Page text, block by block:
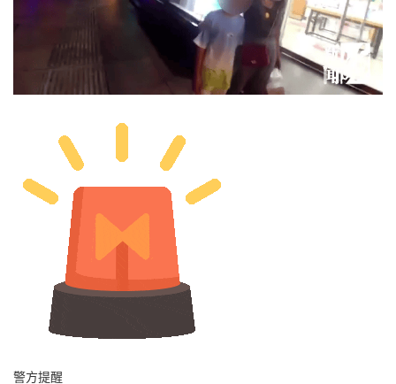
警方提醒